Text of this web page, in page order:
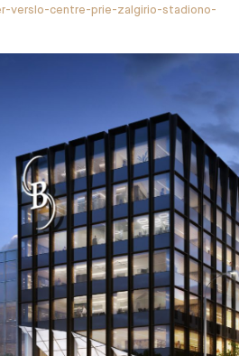
verslo-centre-prie-zalgirio-stadiono-